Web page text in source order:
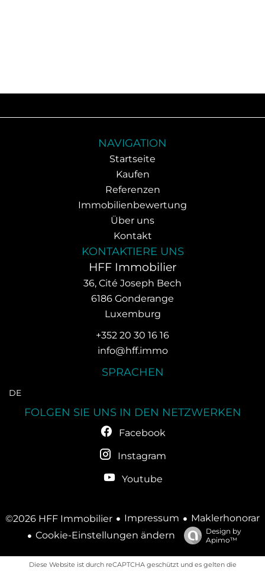
NAVIGATION
Startseite
Kaufen
Referenzen
Immobilienbewertung
Über uns
Kontakt
KONTAKTIERE UNS
HFF Immobilier
36, Cité Joseph Bech
6186 Gonderange
Luxemburg
+352 20 30 16 16
info@hff.immo
SPRACHEN
DE
FOLGEN SIE UNS IN DEN NETZWERKEN
Facebook
Instagram
Youtube
©2026 HFF Immobilier Impressum
Maklerhonorar
Cookie-Einstellungen ändern
Design by
Apimo™
Diese Website ist durch reCAPTCHA geschützt und es gelten die